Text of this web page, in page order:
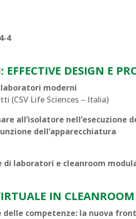
4
DESIGN E
moderni
(CSV Life Sciences – Italia)
all’isolatore nell’esecuzione
dell’apparecchiatura
laboratori e cleanroom
IN
competenze: la nuova